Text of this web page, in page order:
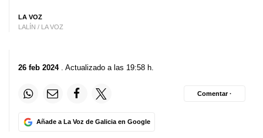
LA VOZ
LALÍN / LA VOZ
26 feb 2024. Actualizado a las 19:58 h.
Añade a La Voz de Galicia en Google
Comentar ·